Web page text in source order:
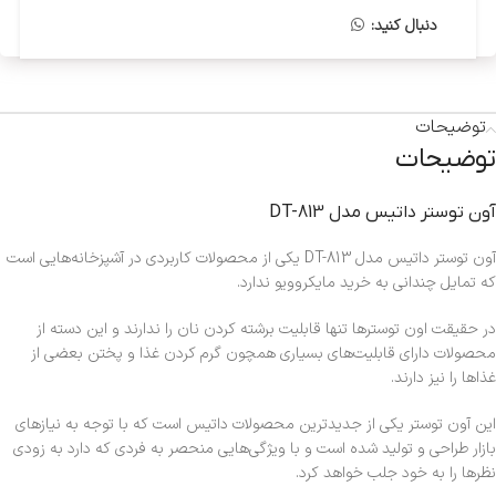
دنبال کنید:
توضیحات
توضیحات
آون توستر داتیس مدل DT-813
آون توستر داتیس مدل DT-813 یکی از محصولات کاربردی در آشپزخانه‌هایی است
که تمایل چندانی به خرید مایکروویو ندارد.
در حقیقت اون توسترها تنها قابلیت برشته کردن نان را ندارند و این دسته از
محصولات دارای قابلیت‌های بسیاری همچون گرم کردن غذا و پختن بعضی از
غذاها را نیز دارند.
این آون توستر یکی از جدیدترین محصولات داتیس است که با توجه به نیازهای
بازار طراحی و تولید شده است و با ویژگی‌هایی منحصر به فردی که دارد به زودی
نظرها را به خود جلب خواهد کرد.